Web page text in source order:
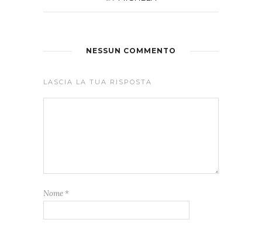
NESSUN COMMENTO
LASCIA LA TUA RISPOSTA
Nome *